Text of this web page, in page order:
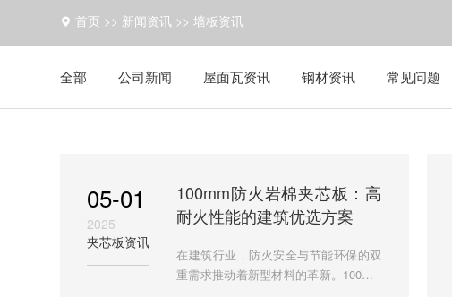
首页 >> 新闻资讯 >>墙板资讯
全部 公司新闻 屋面瓦资讯 钢材资讯 常见问题
05-01
2025
夹芯板资讯
100mm防火岩棉夹芯板：高
耐火性能的建筑优选方案
在建筑行业，防火安全与节能环保的双
重需求推动着新型材料的革新。100mm